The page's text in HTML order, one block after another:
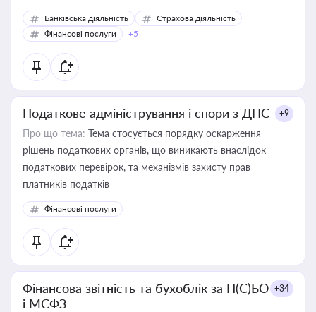
Банківська діяльність
Страхова діяльність
Фінансові послуги
+5
Податкове адміністрування і спори з ДПС +9
Про що тема: Тема стосується порядку оскарження
рішень податкових органів, що виникають внаслідок
податкових перевірок, та механізмів захисту прав
платників податків
Фінансові послуги
Фінансова звітність та бухоблік за П(С)БО
і МСФЗ
+34